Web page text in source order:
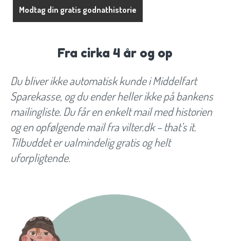
Fra cirka 4 år og op
Du bliver ikke automatisk kunde i Middelfart
Sparekasse, og du ender heller ikke på bankens
mailingliste. Du får en enkelt mail med historien
og en opfølgende mail fra vilter.dk – that’s it.
Tilbuddet er ualmindelig gratis og helt
uforpligtende.